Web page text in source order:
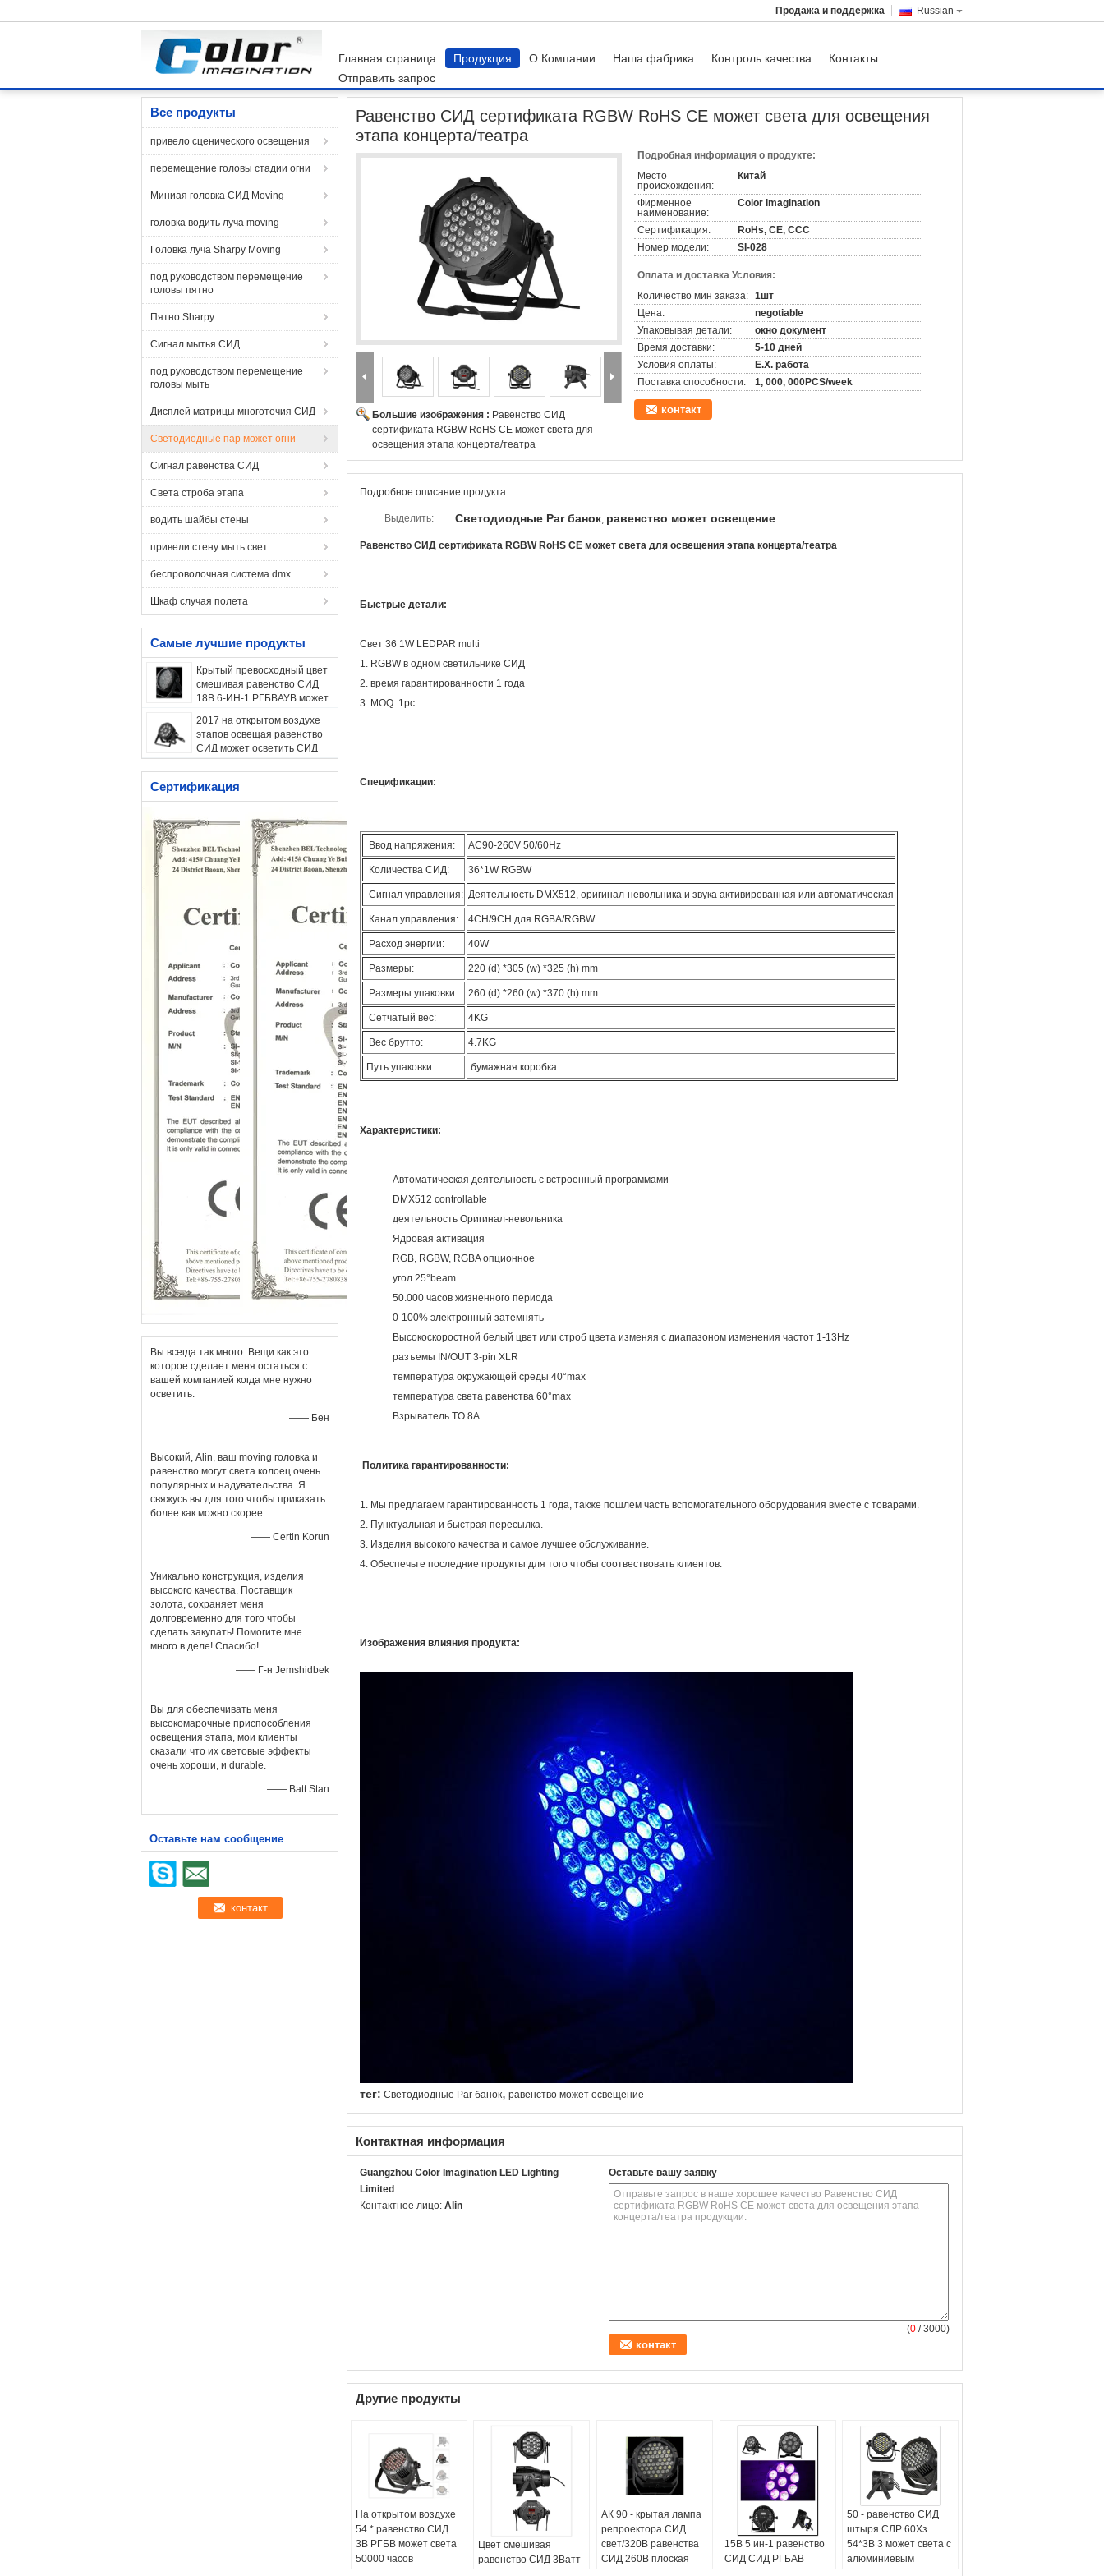
Russian
Продажа и поддержка
Главная страница Продукция О Компании Наша фабрика Контроль качества
Контакты
Отправить запрос
Светодиодные пар может огни
Все продукты
привело сценического освещения
перемещение головы стадии огни
Миниая головка СИД Moving
головка водить луча moving
Головка луча Sharpy Moving
под руководством перемещение
головы пятно
Пятно Sharpy
Сигнал мытья СИД
под руководством перемещение
головы мыть
Дисплей матрицы многоточия СИД
Светодиодные пар может огни
Сигнал равенства СИД
Света строба этапа
водить шайбы стены
привели стену мыть свет
беспроволочная система dmx
Шкаф случая полета
Самые лучшие продукты
Крытый превосходный цвет
смешивая равенство СИД
18В 6-ИН-1 РГБВАУВ может
2017 на открытом воздухе
этапов освещая равенство
СИД может осветить СИД
9Пкс 15В 5-ИН-1 (РГБАВ)
Сертификация
Вы всегда так много. Вещи как это
которое сделает меня остаться с
вашей компанией когда мне нужно
осветить.
—— Бен
Высокий, Alin, ваш moving головка и
равенство могут света колоец очень
популярных и надувательства. Я
свяжусь вы для того чтобы приказать
более как можно скорее.
—— Certin Korun
Уникально конструкция, изделия
высокого качества. Поставщик
золота, сохраняет меня
долговременно для того чтобы
сделать закупать! Помогите мне
много в деле! Спасибо!
—— Г-н Jemshidbek
Вы для обеспечивать меня
высокомарочные приспособления
освещения этапа, мои клиенты
сказали что их световые эффекты
очень хороши, и durable.
—— Batt Stan
Оставьте нам сообщение
Равенство СИД сертификата RGBW RoHS CE может света для освещения
этапа концерта/театра
Большие изображения : Равенство СИД
сертификата RGBW RoHS CE может света для
освещения этапа концерта/театра
Подробная информация о продукте:
Место
происхождения:
Китай
Фирменное
наименование:
Color imagination
Сертификация:
RoHs, CE, CCC
Номер модели:
SI-028
Оплата и доставка Условия:
Количество мин заказа: 1шт
Цена:
negotiable
Упаковывая детали:
окно документ
Время доставки:
5-10 дней
Условия оплаты:
E.X. работа
Поставка способности:
1, 000, 000PCS/week
контакт
Подробное описание продукта
Выделить: Светодиодные Par банок, равенство может освещение
Равенство СИД сертификата RGBW RoHS CE может света для освещения этапа концерта/театра
Быстрые детали:
Свет 36 1W LEDPAR multi
1. RGBW в одном светильнике СИД
2. время гарантированности 1 года
3. MOQ: 1pc
Спецификации:
Ввод напряжения: AC90-260V 50/60Hz
Количества СИД: 36*1W RGBW
Сигнал управления: Деятельность DMX512, оригинал-невольника и звука активированная или автоматическая
Канал управления: 4CH/9CH для RGBA/RGBW
Расход энергии: 40W
Размеры: 220 (d) *305 (w) *325 (h) mm
Размеры упаковки: 260 (d) *260 (w) *370 (h) mm
Сетчатый вес: 4KG
Вес брутто: 4.7KG
Путь упаковки: бумажная коробка
Характеристики:
Автоматическая деятельность с встроенный программами
DMX512 controllable
деятельность Оригинал-невольника
Ядровая активация
RGB, RGBW, RGBA опционное
угол 25°beam
50.000 часов жизненного периода
0-100% электронный затемнять
Высокоскоростной белый цвет или строб цвета изменяя с диапазоном изменения частот 1-13Hz
разъемы IN/OUT 3-pin XLR
температура окружающей среды 40°max
температура света равенства 60°max
Взрыватель TO.8A
Политика гарантированности:
1. Мы предлагаем гарантированность 1 года, также пошлем часть вспомогательного оборудования вместе с товарами.
2. Пунктуальная и быстрая пересылка.
3. Изделия высокого качества и самое лучшее обслуживание.
4. Обеспечьте последние продукты для того чтобы соотвествовать клиентов.
Изображения влияния продукта:
тег: Светодиодные Par банок, равенство может освещение
Контактная информация
Guangzhou Color Imagination LED Lighting
Limited
Контактное лицо: Alin
Оставьте вашу заявку
(0 / 3000)
Другие продукты
На открытом воздухе
54 * равенство СИД
3В РГБВ может света
50000 часов
Цвет смешивая
равенство СИД 3Ватт
АК 90 - крытая лампа
репроектора СИД
свет/320В равенства
СИД 260В плоская
15В 5 ин-1 равенство
СИД СИД РГБАВ
50 - равенство СИД
штыря СЛР 60Хз
54*3В 3 может света с
алюминиевым